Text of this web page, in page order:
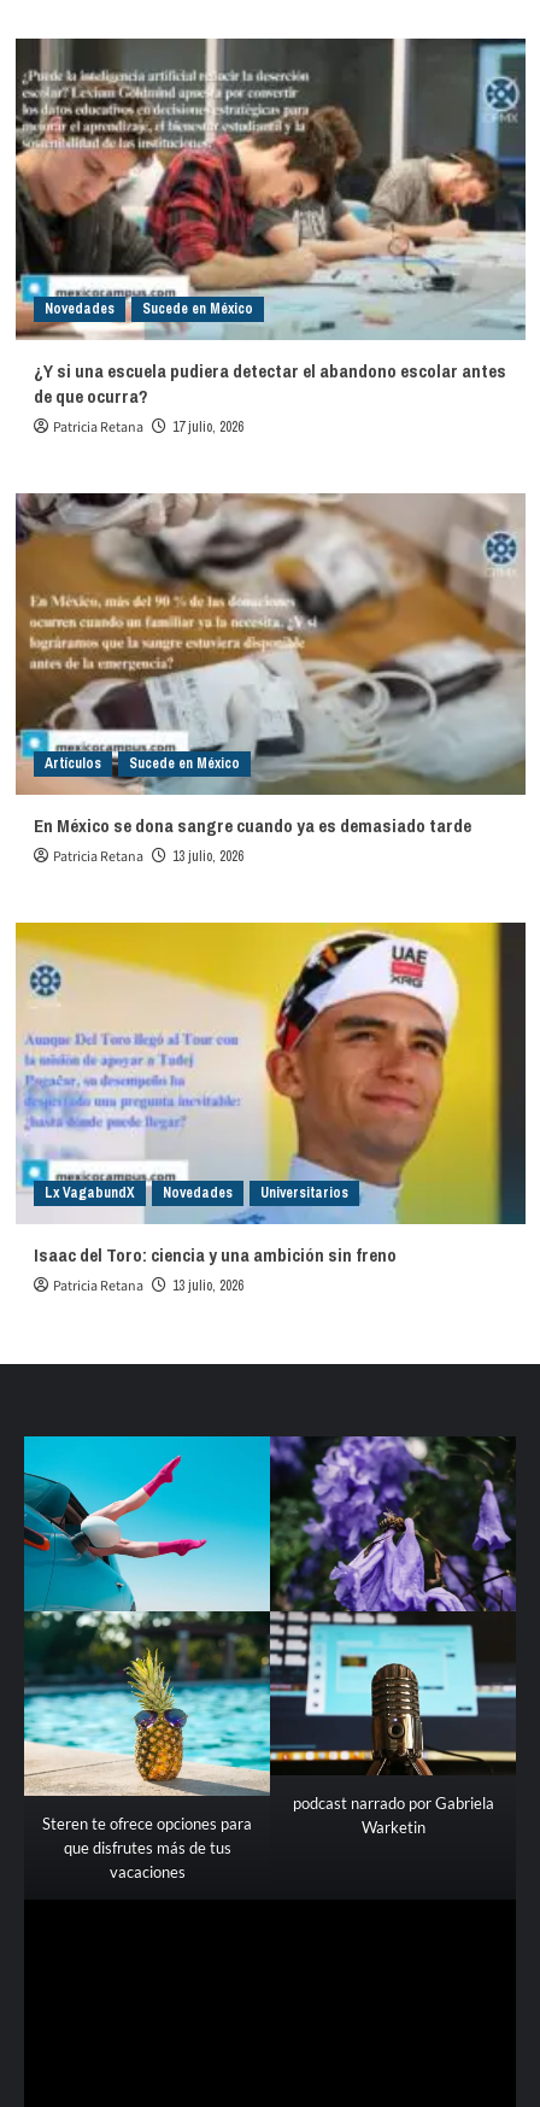
Novedades Sucede en México
¿Y si una escuela pudiera detectar el abandono escolar antes
de que ocurra?
Patricia Retana 17 julio, 2026
Artículos Sucede en México
En México se dona sangre cuando ya es demasiado tarde
Patricia Retana 13 julio, 2026
Lx VagabundX Novedades Universitarios
Isaac del Toro: ciencia y una ambición sin freno
Patricia Retana 13 julio, 2026
Steren te ofrece opciones para
que disfrutes más de tus
vacaciones
podcast narrado por Gabriela
Warketin